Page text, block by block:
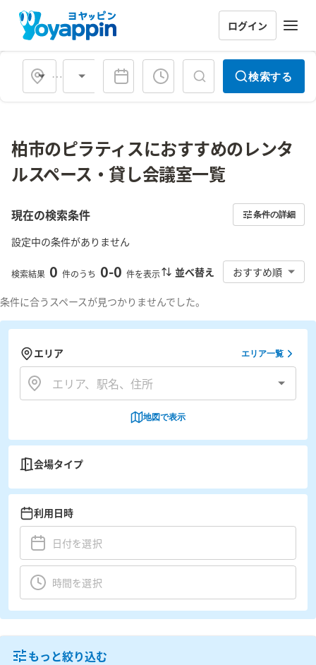
ログイン
会場タイプ 検索する
柏市のピラティスにおすすめのレンタ
ルスペース・貸し会議室一覧
現在の検索条件 条件の詳細
設定中の条件がありません
検索結果 0 件のうち 0-0 件を表示 並べ替え おすすめ順
条件に合うスペースが見つかりませんでした。
エリア エリア一覧
地図で表示
会場タイプ
利用日時
もっと絞り込む